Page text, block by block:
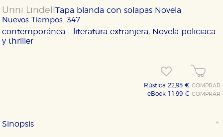
Unni Lindell
Nuevos Tiempos. 347.
Tapa blanda con solapas Novela
contemporánea - literatura extranjera, Novela policiaca
y thriller
Rústica 22,95 €COMPRAR
eBook 11,99 €COMPRAR
Sinopsis